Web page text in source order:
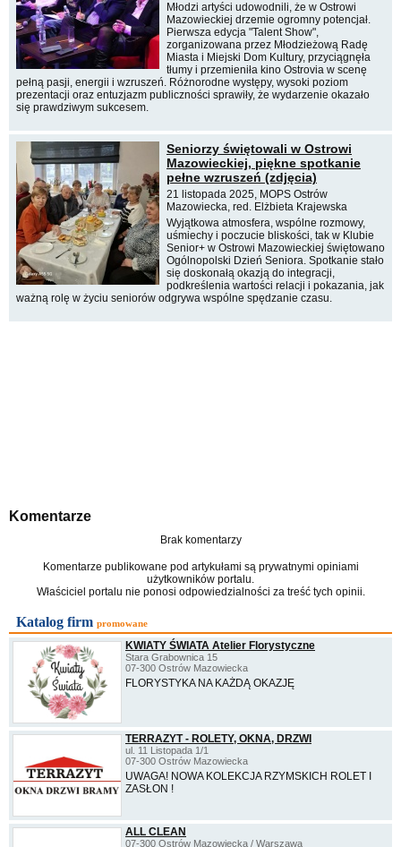
Młodzi artyści udowodnili, że w Ostrowi
Mazowieckiej drzemie ogromny potencjał.
Pierwsza edycja "Talent Show",
zorganizowana przez Młodzieżową Radę
Miasta i Miejski Dom Kultury, przyciągnęła
tłumy i przemieniła kino Ostrovia w scenę
pełną pasji, energii i wzruszeń. Różnorodne występy, wysoki poziom
prezentacji oraz entuzjazm publiczności sprawiły, że wydarzenie okazało
się prawdziwym sukcesem.
Seniorzy świętowali w Ostrowi
Mazowieckiej, piękne spotkanie
pełne wzruszeń (zdjęcia)
21 listopada 2025, MOPS Ostrów
Mazowiecka, red. Elżbieta Krajewska
Wyjątkowa atmosfera, wspólne rozmowy,
uśmiechy i poczucie bliskości, tak w Klubie
Senior+ w Ostrowi Mazowieckiej świętowano
Ogólnopolski Dzień Seniora. Spotkanie stało
się doskonałą okazją do integracji,
podkreślenia wartości relacji i pokazania, jak
ważną rolę w życiu seniorów odgrywa wspólne spędzanie czasu.
Komentarze
Brak komentarzy
Komentarze publikowane pod artykułami są prywatnymi opiniami
użytkowników portalu.
Właściciel portalu nie ponosi odpowiedzialności za treść tych opinii.
Katalog firm promowane
KWIATY ŚWIATA Atelier Florystyczne
Stara Grabownica 15
07-300 Ostrów Mazowiecka
FLORYSTYKA NA KAŻDĄ OKAZJĘ
TERRAZYT - ROLETY, OKNA, DRZWI
ul. 11 Listopada 1/1
07-300 Ostrów Mazowiecka
UWAGA! NOWA KOLEKCJA RZYMSKICH ROLET I
ZASŁON !
ALL CLEAN
07-300 Ostrów Mazowiecka / Warszawa